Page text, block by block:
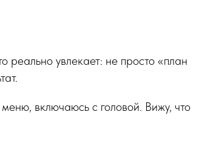
реально увлекает: не просто «план
включаюсь с головой. Вижу, что